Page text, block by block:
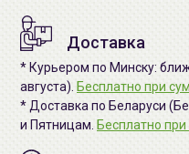
Доставка
* Курьером по Минску:
августа). Бесплатно при
* Доставка по Беларуси
и Пятницам. Бесплатно при